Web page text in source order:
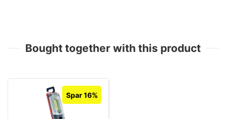
Bought together with this product
Spar 16%